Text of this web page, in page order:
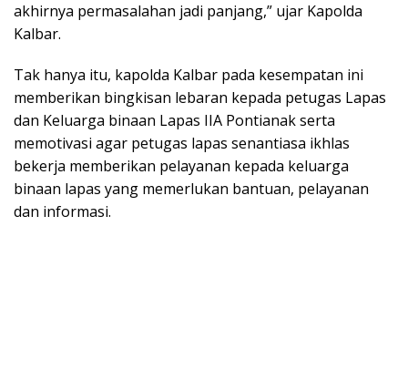
akhirnya permasalahan jadi panjang,” ujar Kapolda
Kalbar.
Tak hanya itu, kapolda Kalbar pada kesempatan ini
memberikan bingkisan lebaran kepada petugas Lapas
dan Keluarga binaan Lapas IIA Pontianak serta
memotivasi agar petugas lapas senantiasa ikhlas
bekerja memberikan pelayanan kepada keluarga
binaan lapas yang memerlukan bantuan, pelayanan
dan informasi.